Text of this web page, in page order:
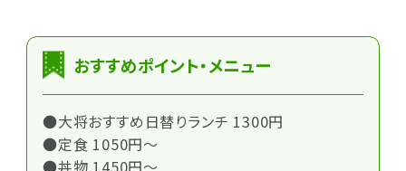
おすすめポイント・メニュー
●大将おすすめ日替りランチ 1300円
●定食 1050円～